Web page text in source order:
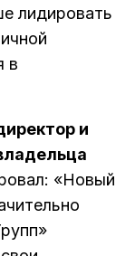
лидировать
в
и
«Новый